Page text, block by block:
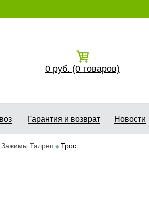
0 руб. (0 товаров)
Гарантия и возврат Новости
Зажимы Талреп Трос